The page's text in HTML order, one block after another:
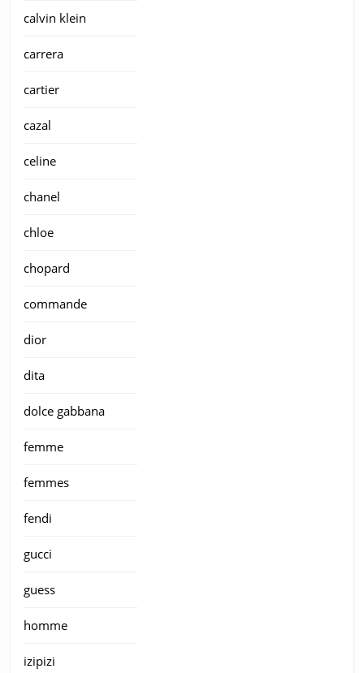
calvin klein
carrera
cartier
cazal
celine
chanel
chloe
chopard
commande
dior
dita
dolce gabbana
femme
femmes
fendi
gucci
guess
homme
izipizi